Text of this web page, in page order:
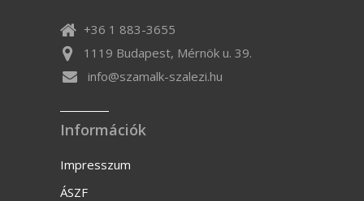
+36 1 883-3655
1119 Budapest, Mérnök u. 39.
info@szamalk-szalezi.hu
Információk
Impresszum
ÁSZF